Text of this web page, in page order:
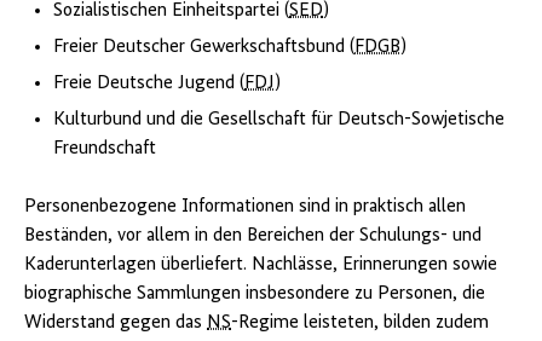
Sozialistischen Einheitspartei (SED)
Freier Deutscher Gewerkschaftsbund ( FDGB)
Freie Deutsche Jugend ( FDJ )
Kulturbund und die Gesellschaft für Deutsch-Sowjetische
Freundschaft
Personenbezogene Informationen sind in praktisch allen
Beständen, vor allem in den Bereichen der Schulungs- und
Kaderunterlagen überliefert. Nachlässe, Erinnerungen sowie
biographische Sammlungen insbesondere zu Personen, die
Widerstand gegen das NS-Regime leisteten, bilden zudem